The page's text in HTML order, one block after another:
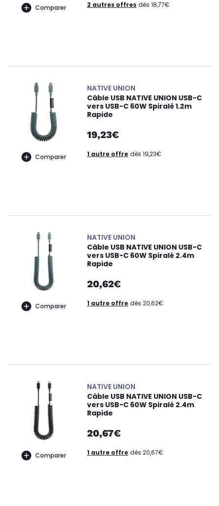
Comparer 2 autres offres dès 18,77€
Comparer
NATIVE UNION
Câble USB NATIVE UNION USB-C
vers USB-C 60W Spiralé 1.2m
Rapide
19,23€
1 autre offre dès 19,23€
Comparer
NATIVE UNION
Câble USB NATIVE UNION USB-C
vers USB-C 60W Spiralé 2.4m
Rapide
20,62€
1 autre offre dès 20,62€
Comparer
NATIVE UNION
Câble USB NATIVE UNION USB-C
vers USB-C 60W Spiralé 2.4m
Rapide
20,67€
1 autre offre dès 20,67€